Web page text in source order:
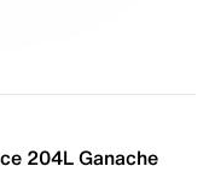
204L Ganache